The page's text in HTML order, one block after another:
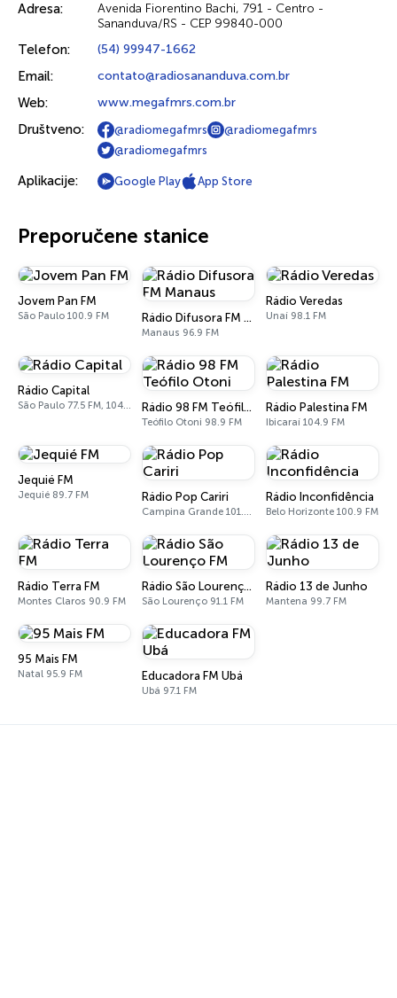
Adresa:
Avenida Fiorentino Bachi, 791 - Centro -
Sananduva/RS - CEP 99840-000
Telefon: (54) 99947-1662
Email: contato@radiosananduva.com.br
Web: www.megafmrs.com.br
Društveno: @radiomegafmrs
@radiomegafmrs
@radiomegafmrs
Aplikacije: Google Play App Store
Preporučene stanice
Jovem Pan FM
São Paulo 100.9 FM Rádio Difusora FM Manaus
Manaus 96.9 FM
Rádio Veredas
Unaí 98.1 FM
Rádio Capital
São Paulo 77.5 FM, 1040 AM Rádio 98 FM Teófilo Otoni
Teófilo Otoni 98.9 FM
Rádio Palestina FM
Ibicaraí 104.9 FM
Jequié FM
Jequié 89.7 FM Rádio Pop Cariri
Campina Grande 101.1 FM
Rádio Inconfidência
Belo Horizonte 100.9 FM
Rádio Terra FM
Montes Claros 90.9 FM
Rádio São Lourenço FM
São Lourenço 91.1 FM
Rádio 13 de Junho
Mantena 99.7 FM
95 Mais FM
Natal 95.9 FM Educadora FM Ubá
Ubá 97.1 FM